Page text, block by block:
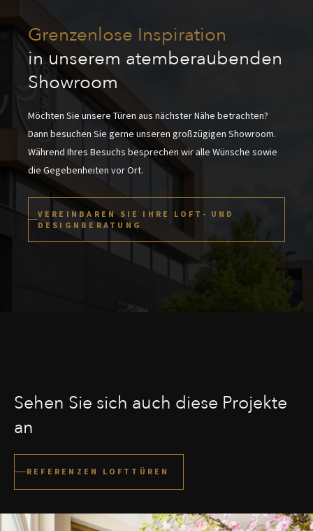
Grenzenlose Inspiration
in unserem atemberaubenden
Showroom
Möchten Sie unsere Türen aus nächster Nähe betrachten?
Dann besuchen Sie gerne unseren großzügigen Showroom.
Während Ihres Besuchs besprechen wir alle Wünsche sowie
die Gegebenheiten vor Ort.
VEREINBAREN SIE IHRE LOFT- UND
DESIGNBERATUNG
Sehen Sie sich auch diese Projekte
an
REFERENZEN LOFTTÜREN